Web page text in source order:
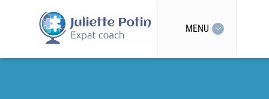
MENU